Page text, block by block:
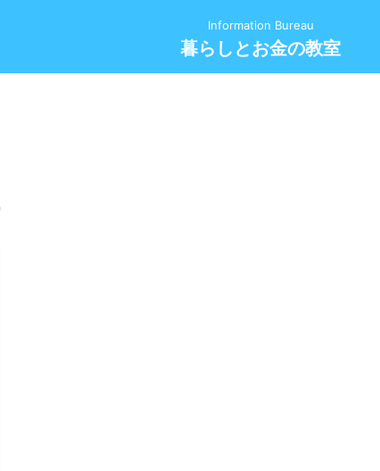
Information Bureau
暮らしとお金の教室